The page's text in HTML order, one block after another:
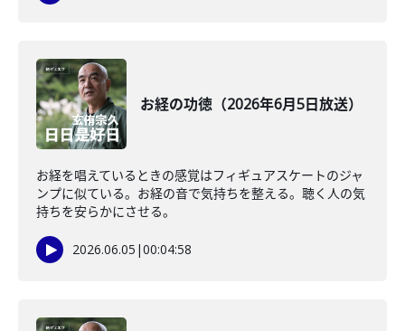
お経の功徳（2026年6月5日放送）
お経を唱えているときの感覚はフィギュアスケートのジャ
ンプに似ている。お経の音で気持ちを整える。聴く人の気
持ちを安らかにさせる。
2026.06.05 |00:04:58